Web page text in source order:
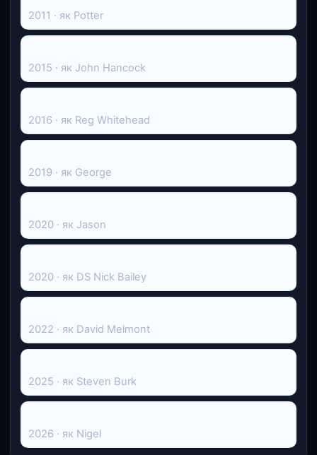
2011 · як Potter
2015 · як John Hancock
2016 · як Reg Whitehead
2019 · як George
2020 · як Jason
2020 · як DS Nick Bailey
2022 · як David Melmont
2025 · як Steven Burk
2026 · як Nigel